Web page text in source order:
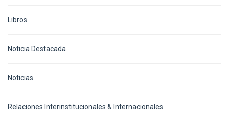
Libros
Noticia Destacada
Noticias
Relaciones Interinstitucionales & Internacionales